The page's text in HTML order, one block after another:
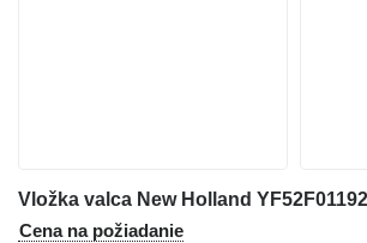
Cena na požiadanie